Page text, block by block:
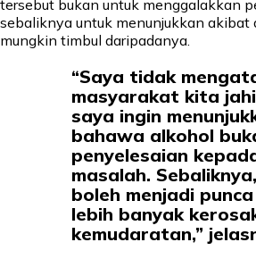
tersebut bukan untuk menggalakkan
sebaliknya untuk menunjukkan akibat
mungkin timbul daripadanya.
“Saya tidak
masyarakat kita
saya ingin
bahawa alkohol
penyelesaian
masalah.
boleh menjadi
lebih banyak
kemudaratan,”